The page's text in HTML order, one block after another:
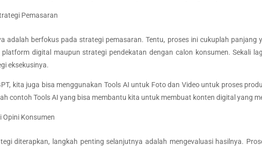
Pemasaran
adalah berfokus pada strategi pemasaran. Tentu, proses ini cukuplah
digital maupun strategi pendekatan dengan calon konsumen. Sekali
eksekusinya.
kita juga bisa menggunakan Tools AI untuk Foto dan Video untuk proses
contoh Tools AI yang bisa membantu kita untuk membuat konten digital yang
Opini Konsumen
diterapkan, langkah penting selanjutnya adalah mengevaluasi hasilnya.